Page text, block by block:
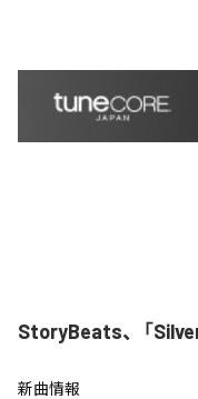
StoryBeats、「
新曲情報